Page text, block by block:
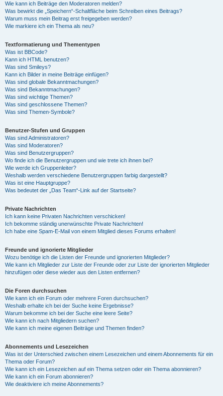
Wie kann ich Beiträge den Moderatoren melden?
Was bewirkt die „Speichern“-Schaltfläche beim Schreiben eines Beitrags?
Warum muss mein Beitrag erst freigegeben werden?
Wie markiere ich ein Thema als neu?
Textformatierung und Thementypen
Was ist BBCode?
Kann ich HTML benutzen?
Was sind Smileys?
Kann ich Bilder in meine Beiträge einfügen?
Was sind globale Bekanntmachungen?
Was sind Bekanntmachungen?
Was sind wichtige Themen?
Was sind geschlossene Themen?
Was sind Themen-Symbole?
Benutzer-Stufen und Gruppen
Was sind Administratoren?
Was sind Moderatoren?
Was sind Benutzergruppen?
Wo finde ich die Benutzergruppen und wie trete ich ihnen bei?
Wie werde ich Gruppenleiter?
Weshalb werden verschiedene Benutzergruppen farbig dargestellt?
Was ist eine Hauptgruppe?
Was bedeutet der „Das Team“-Link auf der Startseite?
Private Nachrichten
Ich kann keine Privaten Nachrichten verschicken!
Ich bekomme ständig unerwünschte Private Nachrichten!
Ich habe eine Spam-E-Mail von einem Mitglied dieses Forums erhalten!
Freunde und ignorierte Mitglieder
Wozu benötige ich die Listen der Freunde und ignorierten Mitglieder?
Wie kann ich Mitglieder zur Liste der Freunde oder zur Liste der ignorierten Mitglieder
hinzufügen oder diese wieder aus den Listen entfernen?
Die Foren durchsuchen
Wie kann ich ein Forum oder mehrere Foren durchsuchen?
Weshalb erhalte ich bei der Suche keine Ergebnisse?
Warum bekomme ich bei der Suche eine leere Seite?
Wie kann ich nach Mitgliedern suchen?
Wie kann ich meine eigenen Beiträge und Themen finden?
Abonnements und Lesezeichen
Was ist der Unterschied zwischen einem Lesezeichen und einem Abonnements für ein
Thema oder Forum?
Wie kann ich ein Lesezeichen auf ein Thema setzen oder ein Thema abonnieren?
Wie kann ich ein Forum abonnieren?
Wie deaktiviere ich meine Abonnements?